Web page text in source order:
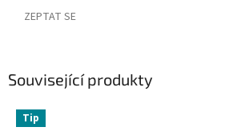
ZEPTAT SE
Související produkty
Tip